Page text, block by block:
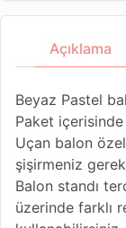
Açıklama
Beyaz Pastel
Paket
Uçan balon
şişirmeniz
Balon standı
üzerinde farklı